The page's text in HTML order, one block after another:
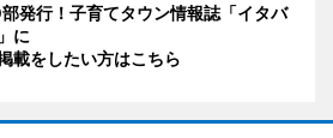
発行！子育てタウン情報誌「イタバ
に
載をしたい方はこちら